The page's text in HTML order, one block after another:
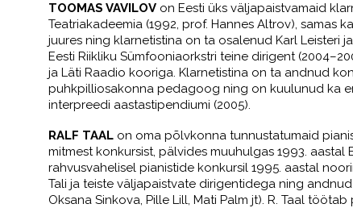
TOOMAS VAVILOV on Eesti üks väljapaistvamaid
Teatriakadeemia (1992, prof. Hannes Altrov), samas
juures ning klarnetistina on ta osalenud Karl Leisteri
Eesti Riikliku Sümfooniaorkstri teine dirigent
ja Läti Raadio kooriga. Klarnetistina on ta andnud
puhkpilliosakonna pedagoog ning on kuulunud ka
interpreedi aastastipendiumi (2005).
RALF TAAL on oma põlvkonna tunnustatumaid
mitmest konkursist, pälvides muuhulgas 1993.
rahvusvahelisel pianistide konkursil 1995. aastal
Tali ja teiste väljapaistvate dirigentidega ning
Oksana Sinkova, Pille Lill, Mati Palm jt). R. Taal